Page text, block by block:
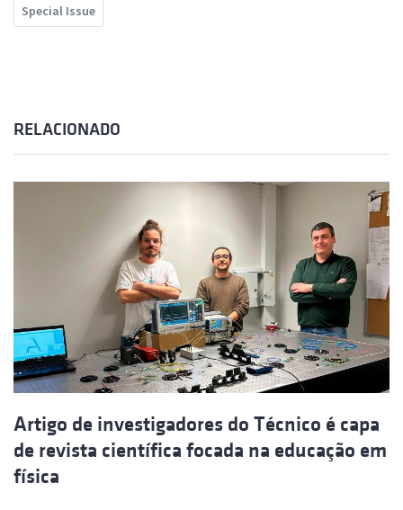
Special Issue
RELACIONADO
Artigo de investigadores do Técnico é capa
de revista científica focada na educação em
física